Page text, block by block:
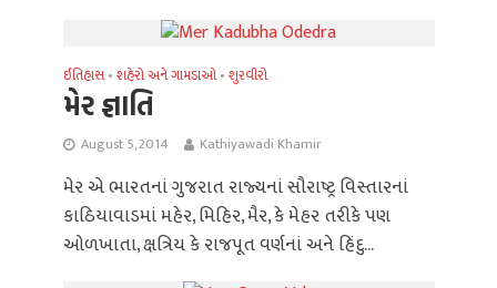
ઈતિહાસ • શહેરો અને ગામડાઓ • શુરવીરો
મેર જ્ઞાતિ
August 5, 2014 Kathiyawadi Khamir
મેર એ ભારતનાં ગુજરાત રાજ્યનાં સૌરાષ્ટ્ર વિસ્તારનાં
કાઠિયાવાડમાં મહેર, મિહિર, મૈર, કે મેહર તરીકે પણ
ઓળખાતા, ક્ષત્રિય કે રાજપૂત વર્ણનાં અને હિંદુ...